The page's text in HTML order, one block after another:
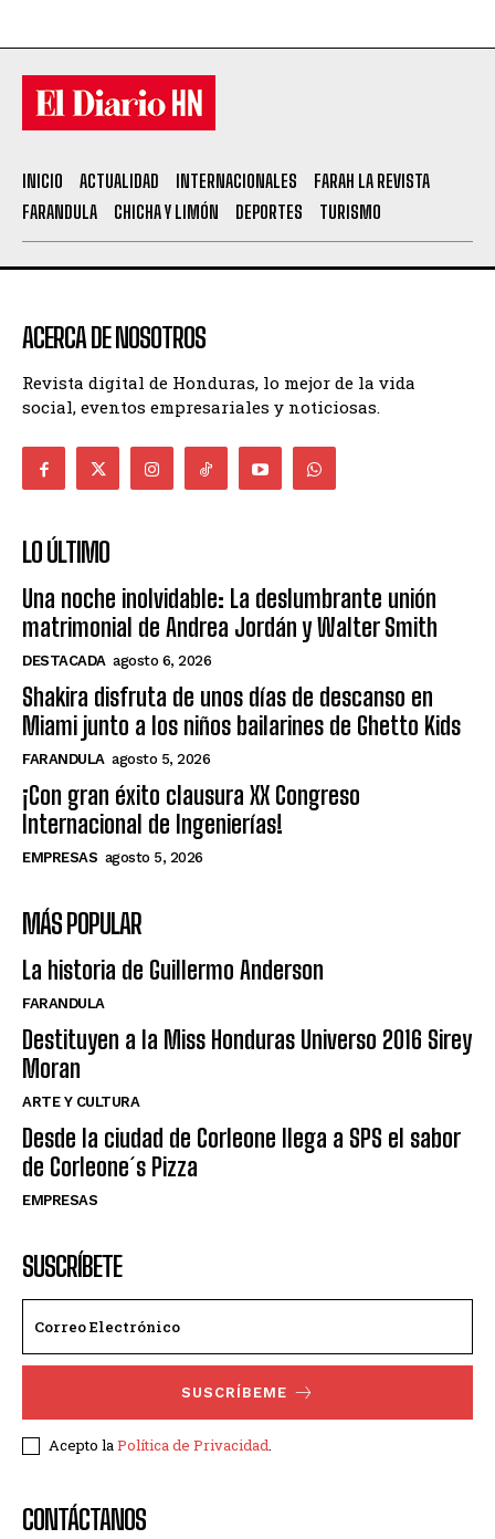
INICIO ACTUALIDAD INTERNACIONALES
FARAH LA REVISTA
FARANDULA
CHICHA Y LIMÓN DEPORTES TURISMO
ACERCA DE NOSOTROS
Revista digital de Honduras, lo mejor de la vida
social, eventos empresariales y noticiosas.
LO ÚLTIMO
Una noche inolvidable: La deslumbrante unión
matrimonial de Andrea Jordán y Walter Smith
DESTACADA agosto 6, 2026
Shakira disfruta de unos días de descanso en
Miami junto a los niños bailarines de Ghetto Kids
FARANDULA agosto 5, 2026
¡Con gran éxito clausura XX Congreso
Internacional de Ingenierías!
EMPRESAS agosto 5, 2026
MÁS POPULAR
La historia de Guillermo Anderson
FARANDULA
Destituyen a la Miss Honduras Universo 2016 Sirey
Moran
ARTE Y CULTURA
Desde la ciudad de Corleone llega a SPS el sabor
de Corleone´s Pizza
EMPRESAS
SUSCRÍBETE
SUSCRÍBEME
Acepto laPolítica de Privacidad.
CONTÁCTANOS